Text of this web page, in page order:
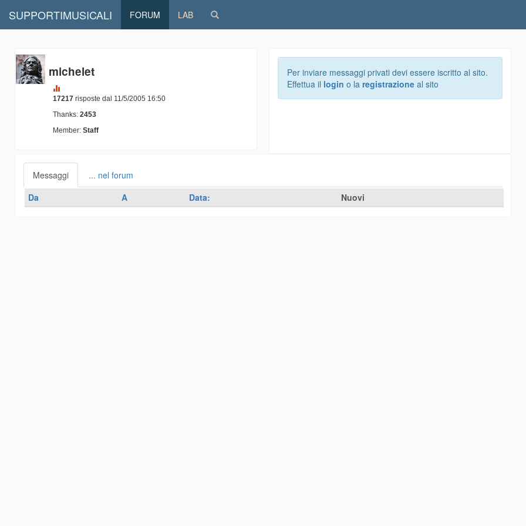
SUPPORTIMUSICALI FORUM LAB
michelet
17217 risposte dal 11/5/2005 16:50
Thanks: 2453
Member: Staff
Per inviare messaggi privati devi essere iscritto al sito.
Effettua il login o la registrazione al sito
Messaggi
... nel forum
Da
A Data: Nuovi